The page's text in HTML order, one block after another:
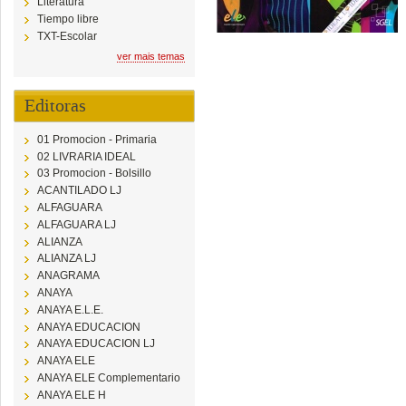
Tiempo libre
TXT-Escolar
ver mais temas
Editoras
01 Promocion - Primaria
02 LIVRARIA IDEAL
03 Promocion - Bolsillo
ACANTILADO LJ
ALFAGUARA
ALFAGUARA LJ
ALIANZA
ALIANZA LJ
ANAGRAMA
ANAYA
ANAYA E.L.E.
ANAYA EDUCACION
ANAYA EDUCACION LJ
ANAYA ELE
ANAYA ELE Complementario
ANAYA ELE H